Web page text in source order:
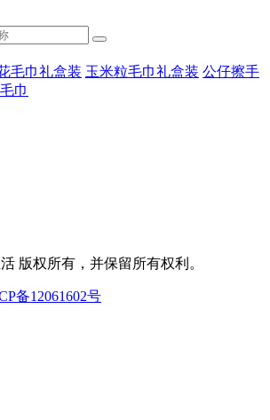
毛巾礼盒装 玉米粒毛巾礼盒装 公仔擦手
巾
版权所有，并保留所有权利。
备12061602号